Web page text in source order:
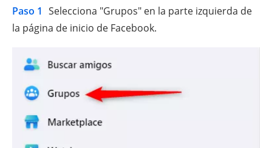
Paso 1 Selecciona "Grupos" en la parte izquierda de
la página de inicio de Facebook.